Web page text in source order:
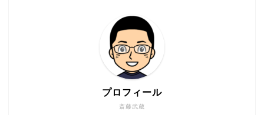
斎藤武蔵
プロフィール